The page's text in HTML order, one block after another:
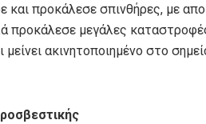
και προκάλεσε σπινθήρες, με
προκάλεσε μεγάλες
μείνει ακινητοποιημένο στο